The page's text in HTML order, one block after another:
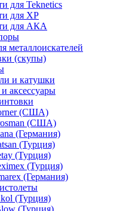
для Teknetics
для XP
для АКА
металлоискателей
(скупы)
и катушки
аксессуары
(США)
(США)
(Германия)
(Турция)
(Турция)
(Турция)
(Германия)
(Турция)
(Турция)